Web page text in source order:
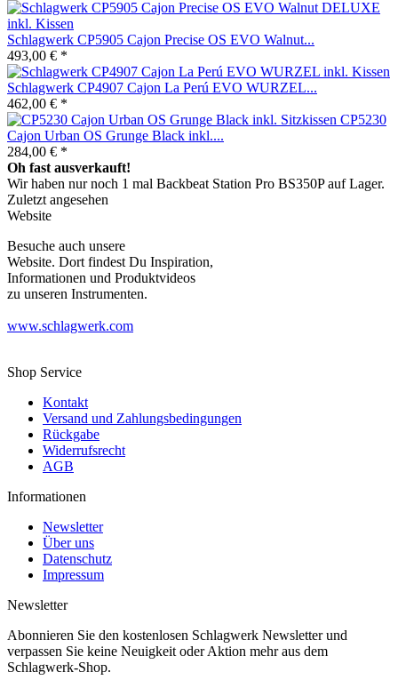
Schlagwerk CP5905 Cajon Precise OS EVO Walnut...
493,00 € *
Schlagwerk CP4907 Cajon La Perú EVO WURZEL...
462,00 € *
CP5230
Cajon Urban OS Grunge Black inkl....
284,00 € *
Oh fast ausverkauft!
Wir haben nur noch 1 mal Backbeat Station Pro BS350P auf Lager.
Zuletzt angesehen
Website
Besuche auch unsere
Website. Dort findest Du Inspiration,
Informationen und Produktvideos
zu unseren Instrumenten.
www.schlagwerk.com
Shop Service
Kontakt
Versand und Zahlungsbedingungen
Rückgabe
Widerrufsrecht
AGB
Informationen
Newsletter
Über uns
Datenschutz
Impressum
Newsletter
Abonnieren Sie den kostenlosen Schlagwerk Newsletter und
verpassen Sie keine Neuigkeit oder Aktion mehr aus dem
Schlagwerk-Shop.